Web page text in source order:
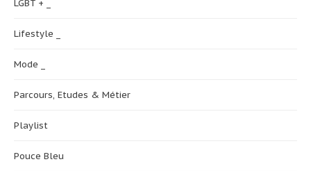
LGBT + _
Lifestyle _
Mode _
Parcours, Etudes & Métier
Playlist
Pouce Bleu